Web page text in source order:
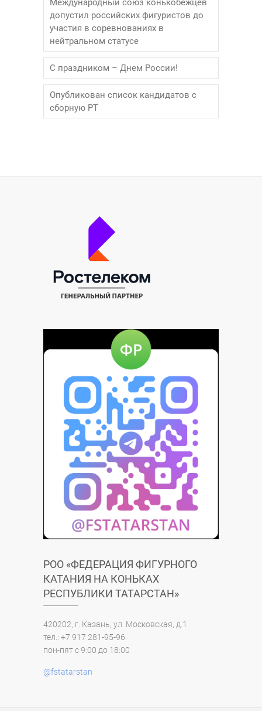
Международный союз конькобежцев
допустил российских фигуристов до
участия в соревнованиях в
нейтральном статусе
С праздником – Днем России!
Опубликован список кандидатов с
сборную РТ
РОО «ФЕДЕРАЦИЯ ФИГУРНОГО
КАТАНИЯ НА КОНЬКАХ
РЕСПУБЛИКИ ТАТАРСТАН»
420202, г. Казань, ул. Московская, д.1
тел.: +7 917 281-95-96
пон-пят с 9:00 до 18:00
@fstatarstan